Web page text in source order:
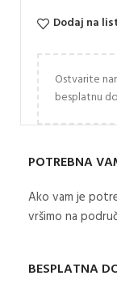
Dodaj na
Ostvarite
besplatnu
POTREBNA
Ako vam je
vršimo na
BESPLATNA